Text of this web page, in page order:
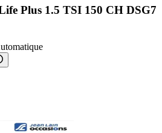
Plus 1.5 TSI 150 CH DSG7